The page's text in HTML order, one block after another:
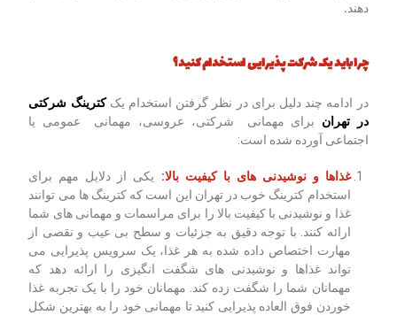
دهند.
چرا باید یک شرکت پذیرایی استخدام کنید؟
در ادامه چند دلیل برای در نظر گرفتن استخدام یککترینگ شرکتی
در تهران برای مهمانی شرکتی، عروسی، مهمانی عمومی یا
اجتماعی آورده شده است:
غذاها و نوشیدنی های با کیفیت بالا: یکی از دلایل مهم برای
استخدام کترینگ خوب در تهران این است که کترینگ ها می توانند
غذا و نوشیدنی با کیفیت بالا را برای مراسمات و مهمانی های شما
ارائه کنند. با توجه دقیق به جزئیات و سطح بی عیب و نقصی از
مهارت اختصاص داده شده به هر غذا، یک سرویس پذیرایی می
تواند غذاها و نوشیدنی های شگفت انگیزی را ارائه دهد که
مهمانان شما را شگفت زده کند. مهمانان خود را با یک تجربه غذا
خوردن فوق العاده پذیرایی کنید تا مهمانی خود را به بهترین شکل